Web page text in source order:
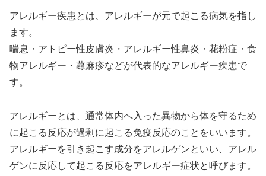
アレルギー疾患とは、アレルギーが元で起こる病気を指し
ます。
喘息・アトピー性皮膚炎・アレルギー性鼻炎・花粉症・食
物アレルギー・蕁麻疹などが代表的なアレルギー疾患で
す。
アレルギーとは、通常体内へ入った異物から体を守るため
に起こる反応が過剰に起こる免疫反応のことをいいます。
アレルギーを引き起こす成分をアレルゲンといい、アレル
ゲンに反応して起こる反応をアレルギー症状と呼びます。